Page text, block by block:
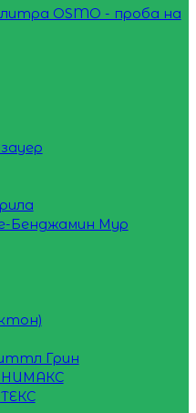
OSMO - проба на
Бенджамин Мур
Грин